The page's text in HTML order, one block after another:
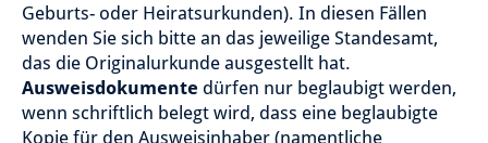
Geburts- oder Heiratsurkunden). In diesen Fällen
wenden Sie sich bitte an das jeweilige Standesamt,
das die Originalurkunde ausgestellt hat.
Ausweisdokumente dürfen nur beglaubigt werden,
wenn schriftlich belegt wird, dass eine beglaubigte
Kopie für den Ausweisinhaber (namentliche